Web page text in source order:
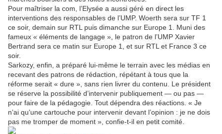
Pour maîtriser la com, l’Elysée a aussi géré en direct les
interventions des responsables de l’UMP. Woerth sera sur TF 1
ce soir, demain sur RTL puis dimanche sur Europe 1. Muni des
fameux « éléments de langage », le patron de l’UMP Xavier
Bertrand sera ce matin sur Europe 1, et sur RTL et France 3 ce
soir.
Sarkozy, enfin, a préparé lui-même le terrain avec les médias en
recevant des patrons de rédaction, répétant à tous que la
réforme serait « dure », sans rien livrer du contenu. Le président
se réserve la possibilité d’intervenir publiquement — ou pas —
pour faire de la pédagogie. Tout dépendra des réactions. « Je
n’ai qu’une cartouche pour intervenir devant l’opinion : je ne dois
pas me tromper de moment », confie-t-il en petit comité.